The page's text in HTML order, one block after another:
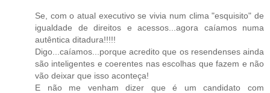
Se, com o atual executivo se vivia num clima "esquisito" de
igualdade de direitos e acessos...agora caíamos numa
autêntica ditadura!!!!!
Digo...caíamos...porque acredito que os resendenses ainda
são inteligentes e coerentes nas escolhas que fazem e não
vão deixar que isso aconteça!
E não me venham dizer que é um candidato com